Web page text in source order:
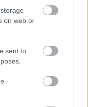
on web or
sent to
Bates-nek, azóta
meg, hogy ő